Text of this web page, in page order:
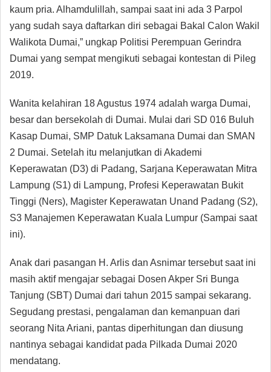
kaum pria. Alhamdulillah, sampai saat ini ada 3 Parpol
yang sudah saya daftarkan diri sebagai Bakal Calon Wakil
Walikota Dumai,” ungkap Politisi Perempuan Gerindra
Dumai yang sempat mengikuti sebagai kontestan di Pileg
2019.
Wanita kelahiran 18 Agustus 1974 adalah warga Dumai,
besar dan bersekolah di Dumai. Mulai dari SD 016 Buluh
Kasap Dumai, SMP Datuk Laksamana Dumai dan SMAN
2 Dumai. Setelah itu melanjutkan di Akademi
Keperawatan (D3) di Padang, Sarjana Keperawatan Mitra
Lampung (S1) di Lampung, Profesi Keperawatan Bukit
Tinggi (Ners), Magister Keperawatan Unand Padang (S2),
S3 Manajemen Keperawatan Kuala Lumpur (Sampai saat
ini).
Anak dari pasangan H. Arlis dan Asnimar tersebut saat ini
masih aktif mengajar sebagai Dosen Akper Sri Bunga
Tanjung (SBT) Dumai dari tahun 2015 sampai sekarang.
Segudang prestasi, pengalaman dan kemanpuan dari
seorang Nita Ariani, pantas diperhitungan dan diusung
nantinya sebagai kandidat pada Pilkada Dumai 2020
mendatang.